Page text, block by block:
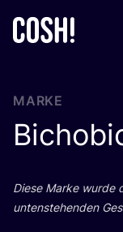
MARKE
Die­se Mar­ke wur­de
unten­ste­hen­den